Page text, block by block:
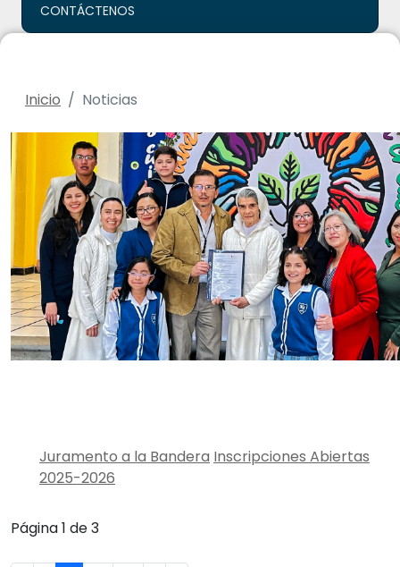
CONTÁCTENOS
Inicio Noticias
Juramento a la Bandera Inscripciones Abiertas
2025-2026
Página 1 de 3